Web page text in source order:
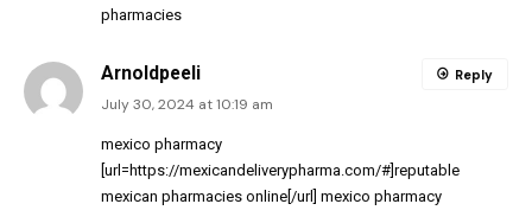
pharmacies
Arnoldpeeli
July 30, 2024 at 10:19 am
mexico pharmacy
[url=https://mexicandeliverypharma.com/#]reputable
mexican pharmacies online[/url] mexico pharmacy
Reply